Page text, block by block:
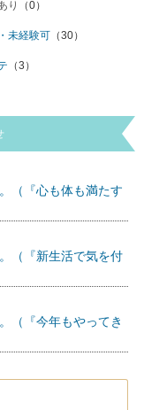
り （0）
未経験可 （30）
（3）
（『心も体も満たす
（『新生活で気を付
（『今年もやってき